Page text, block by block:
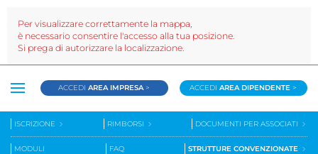
ACCEDIAREA IMPRESA > ACCEDIAREA DIPENDENTE >
ISCRIZIONE RIMBORSI DOCUMENTI PER ASSOCIATI
MODULI FAQ STRUTTURE CONVENZIONATE
Per visualizzare correttamente la mappa,
è necessario consentire l'accesso alla tua posizione.
Si prega di autorizzare la localizzazione.